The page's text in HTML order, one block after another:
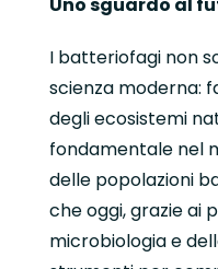
I batteriofagi non
scienza moderna:
degli ecosistemi
fondamentale nel
delle popolazioni
che oggi, grazie ai
microbiologia e